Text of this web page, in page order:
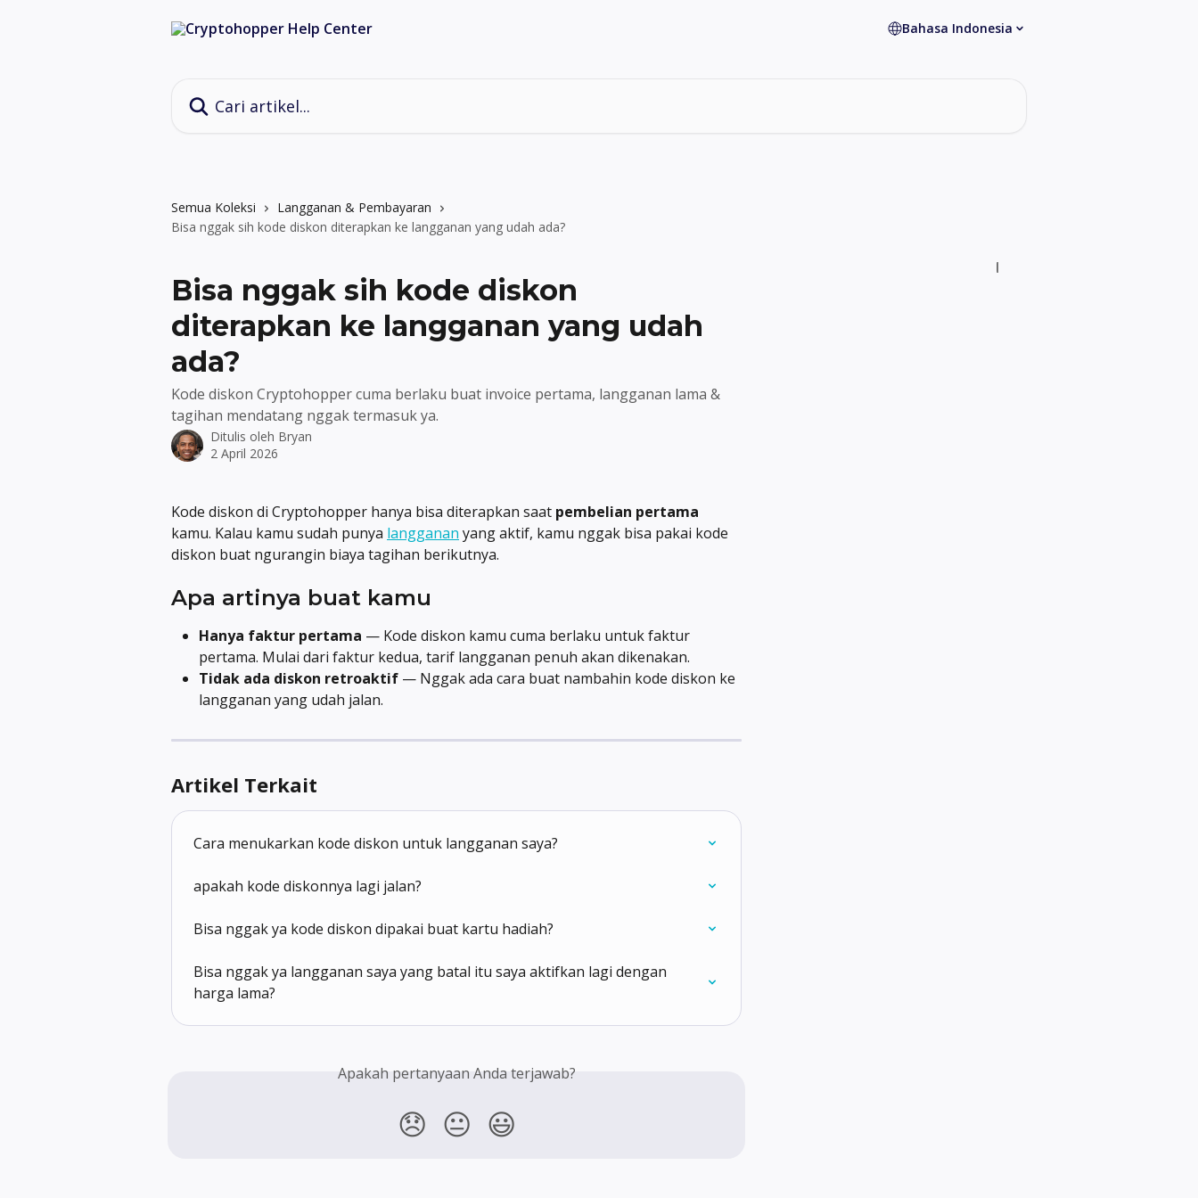
Bahasa Indonesia
Semua Koleksi
Langganan & Pembayaran
Bisa nggak sih kode diskon diterapkan ke langganan yang udah ada?
Bisa nggak sih kode diskon
diterapkan ke langganan yang udah
ada?
Kode diskon Cryptohopper cuma berlaku buat invoice pertama, langganan lama &
tagihan mendatang nggak termasuk ya.
Ditulis oleh Bryan
2 April 2026
Kode diskon di Cryptohopper hanya bisa diterapkan saat pembelian pertama
kamu. Kalau kamu sudah punya langganan yang aktif, kamu nggak bisa pakai kode
diskon buat ngurangin biaya tagihan berikutnya.
Apa artinya buat kamu
Hanya faktur pertama — Kode diskon kamu cuma berlaku untuk faktur
pertama. Mulai dari faktur kedua, tarif langganan penuh akan dikenakan.
Tidak ada diskon retroaktif — Nggak ada cara buat nambahin kode diskon ke
langganan yang udah jalan.
Artikel Terkait
Cara menukarkan kode diskon untuk langganan saya?
apakah kode diskonnya lagi jalan?
Bisa nggak ya kode diskon dipakai buat kartu hadiah?
Bisa nggak ya langganan saya yang batal itu saya aktifkan lagi dengan
harga lama?
Apakah pertanyaan Anda terjawab?
😞 😐 😃